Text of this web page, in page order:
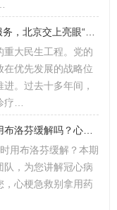
大民生工程。党的
优先发展的战略位
。过去十多年间，
疗…
用布洛芬缓解？本期
，为您讲解冠心病
，心梗急救别拿用药